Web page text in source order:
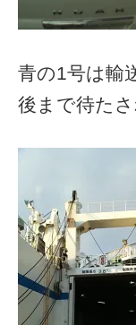
青の1号は輸
後まで待た